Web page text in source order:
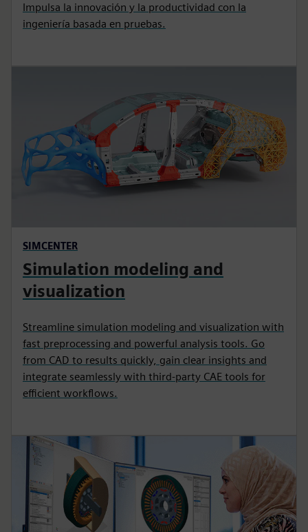
Impulsa la innovación y la productividad con la
ingeniería basada en pruebas.
SIMCENTER
Simulation modeling and
visualization
Streamline simulation modeling and visualization with
fast preprocessing and powerful analysis tools. Go
from CAD to results quickly, gain clear insights and
integrate seamlessly with third‑party CAE tools for
efficient workflows.